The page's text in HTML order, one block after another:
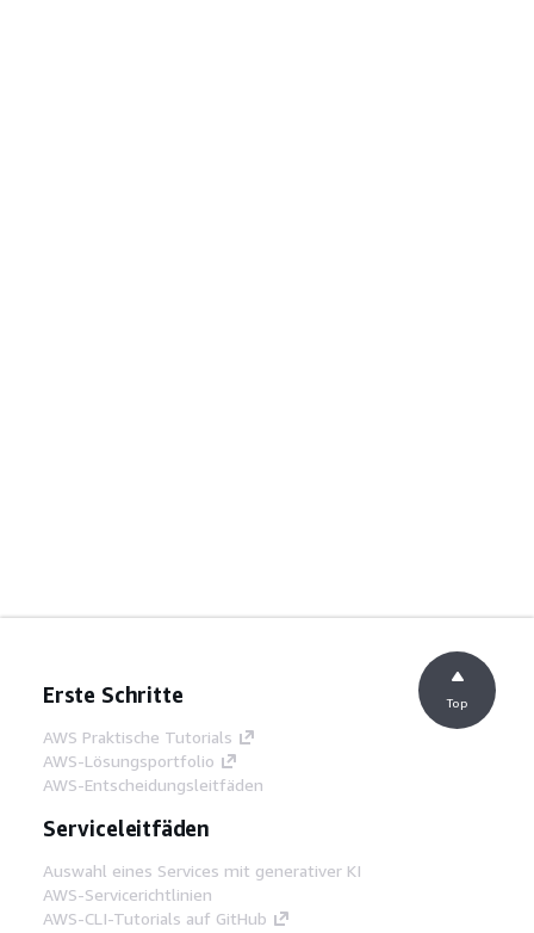
Erste Schritte
AWS Praktische Tutorials
AWS-Lösungsportfolio
AWS-Entscheidungsleitfäden
Serviceleitfäden
Auswahl eines Services mit generativer KI
AWS-Servicerichtlinien
AWS-CLI-Tutorials auf GitHub
Top